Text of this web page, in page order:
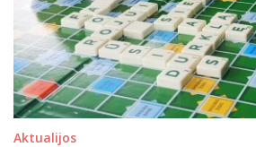
Aktualijos